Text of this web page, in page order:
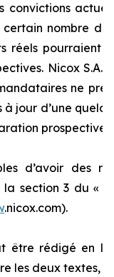
convictions
nombre
réels pourraient
Nicox S.A.
ne
à jour d’une
prospective.
d’avoir des
la section 3 du «
.nicox.com).
être rédigé en
les deux textes,